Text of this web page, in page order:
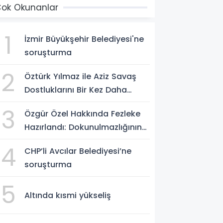
Okunanlar
1
İzmir Büyükşehir Belediyesi'ne
soruşturma
2
Öztürk Yılmaz ile Aziz Savaş
Dostluklarını Bir Kez Daha
3
Özgür Özel Hakkında Fezleke
Hazırlandı: Dokunulmazlığının
4
CHP’li Avcılar Belediyesi’ne
soruşturma
5 Altında kısmi yükseliş